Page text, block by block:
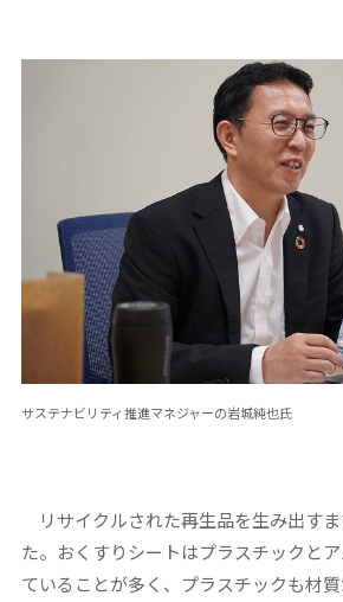
サステナビリティ推進マネジャーの岩城純也氏
リサイクルされた再生品を生み出す
た。おくすりシートはプラスチックと
ていることが多く、プラスチックも材